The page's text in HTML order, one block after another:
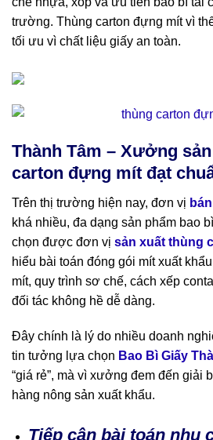
trường. Thùng carton đựng mít vì
tối ưu vì chất liệu giấy an toàn.
Thành Tâm – Xưởng
carton đựng mít đạt
Trên thị trường hiện nay, đơn vị
khá nhiều, đa dạng sản phẩm bao
chọn được đơn vị sản xuất thùng
hiểu bài toán đóng gói mít xuất
mít, quy trình sơ chế, cách xếp
đối tác không hề dễ dàng.
Đây chính là lý do nhiều doanh
tin tưởng lựa chọn Bao Bì Giấy
“giá rẻ”, mà vì xưởng đem đến giải
hàng nông sản xuất khẩu.
Tiếp cận bài toán nhu